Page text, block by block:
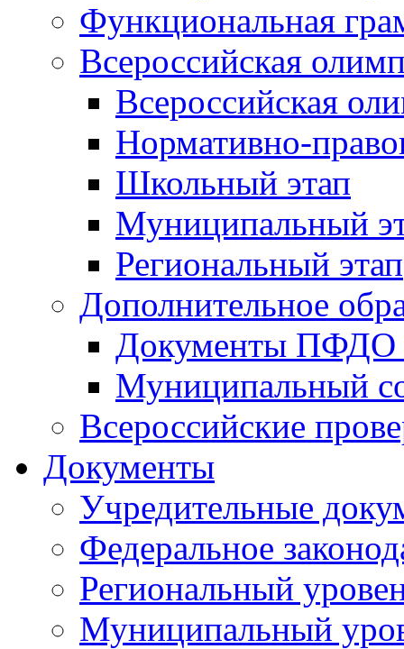
Функциональная
Всероссийская
Всероссийская
Нормативно-
Школьный этап
Муниципальный
Региональный этап
Дополнительное
Документы ПФДО
Муниципальный
Всероссийские
Документы
Учредительные
Федеральное
Региональный
Муниципальный